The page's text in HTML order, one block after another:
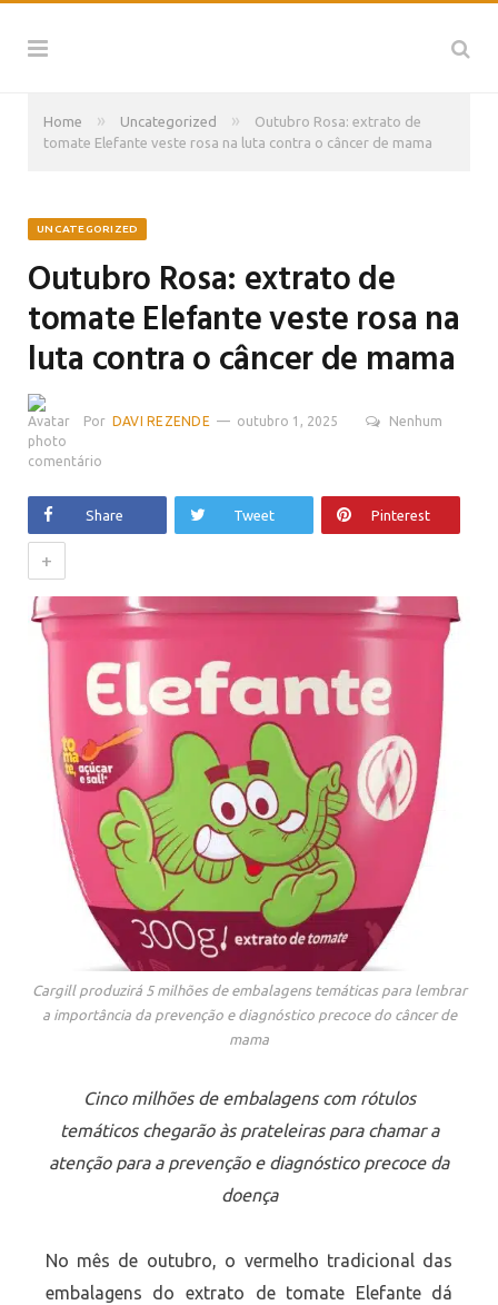
Home » Uncategorized »
Outubro Rosa: extrato de
tomate Elefante veste rosa na luta contra o câncer de mama
UNCATEGORIZED
Outubro Rosa: extrato de
tomate Elefante veste rosa na
luta contra o câncer de mama
Por DAVI REZENDE outubro 1, 2025 Nenhum
comentário
Share Tweet Pinterest
+
Cargill produzirá 5 milhões de embalagens temáticas para lembrar
a importância da prevenção e diagnóstico precoce do câncer de
mama
Cinco milhões de embalagens com rótulos
temáticos chegarão às prateleiras para chamar a
atenção para a prevenção e diagnóstico precoce da
doença
No mês de outubro, o vermelho tradicional das
embalagens do extrato de tomate Elefante dá